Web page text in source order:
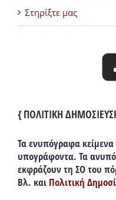
Στηρίξτε μας
{ ΠΟΛΙΤΙΚΗ
Τα ενυπόγραφα
υπογράφοντα. Τα
εκφράζουν τη ΣΟ του
Βλ. και Πολιτική